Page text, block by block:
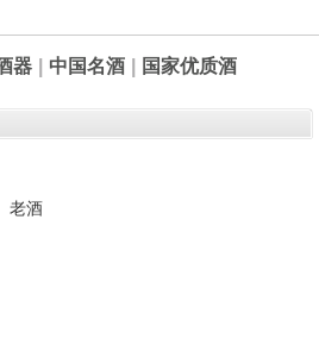
器 中国名酒 国家优质酒
老酒